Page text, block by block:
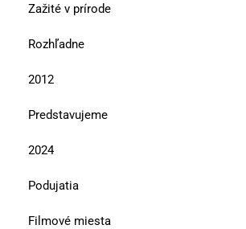
Zažité v prírode
Rozhľadne
2012
Predstavujeme
2024
Podujatia
Filmové miesta